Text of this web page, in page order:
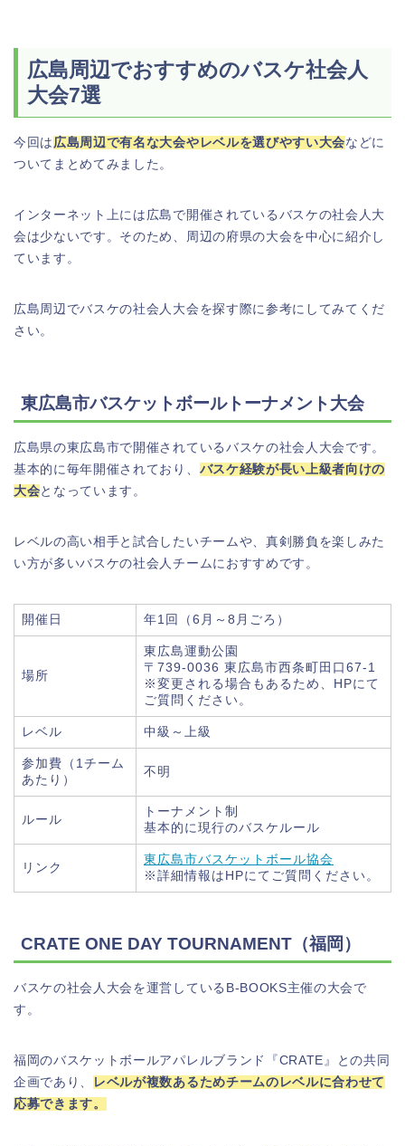
広島周辺でおすすめのバスケ社会人
大会7選
今回は 広島周辺で有名な大会やレベルを選びやすい大会などに
ついてまとめてみました。
インターネット上には広島で開催されているバスケの社会人大
会は少ないです。そのため、周辺の府県の大会を中心に紹介し
ています。
広島周辺でバスケの社会人大会を探す際に参考にしてみてくだ
さい。
東広島市バスケットボールトーナメント大会
広島県の東広島市で開催されているバスケの社会人大会です。
基本的に毎年開催されており、 バスケ経験が長い上級者向けの
大会となっています。
レベルの高い相手と試合したいチームや、真剣勝負を楽しみた
い方が多いバスケの社会人チームにおすすめです。
開催日 年1回（6月～8月ごろ）
場所
東広島運動公園
〒739-0036 東広島市西条町田口67-1
※変更される場合もあるため、HPにて
ご質問ください。
レベル 中級～上級
参加費（1チーム
あたり）
不明
ルール
トーナメント制
基本的に現行のバスケルール
リンク
東広島市バスケットボール協会
※詳細情報はHPにてご質問ください。
CRATE ONE DAY TOURNAMENT（福岡）
バスケの社会人大会を運営しているB-BOOKS主催の大会で
す。
福岡のバスケットボールアパレルブランド『CRATE』との共同
企画であり、
レベルが複数あるためチームのレベルに合わせて
応募できます。